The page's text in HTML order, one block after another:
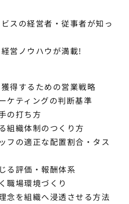
スの経営者・従事者が知っ
営ノウハウが満載!
得するための営業戦略
ケティングの判断基準
の打ち方
組織体制のつくり方
フの適正な配置割合・タス
る評価・報酬体系
職場環境づくり
念を組織へ浸透させる方法